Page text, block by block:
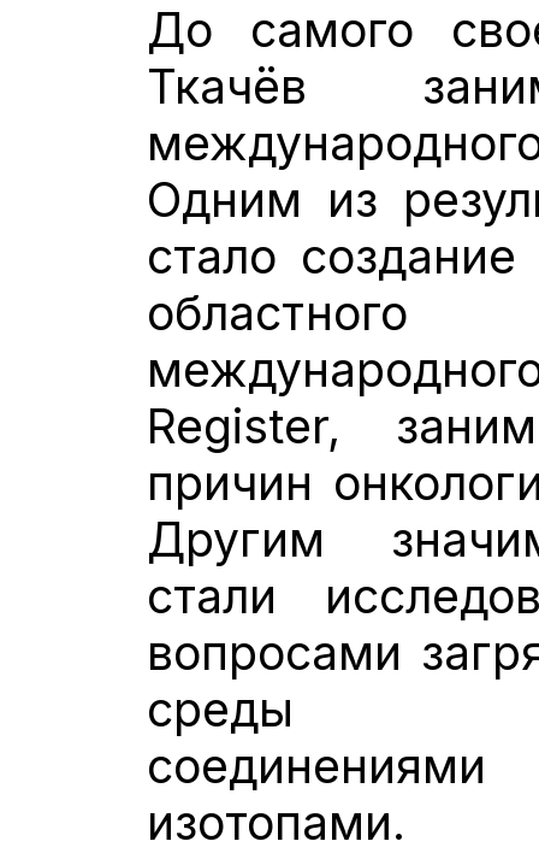
До самого
Ткачёв
Одним из
стало
областного
Register,
причин
Другим
стали
вопросами
среды
изотопами.